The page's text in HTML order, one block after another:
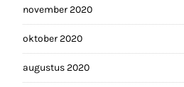
november 2020
oktober 2020
augustus 2020